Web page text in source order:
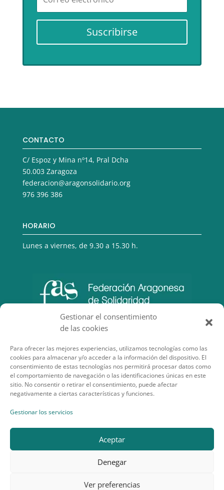
Gestionar el consentimiento
de las cookies
Para ofrecer las mejores experiencias, utilizamos tecnologías como las
cookies para almacenar y/o acceder a la información del dispositivo. El
consentimiento de estas tecnologías nos permitirá procesar datos como
el comportamiento de navegación o las identificaciones únicas en este
sitio. No consentir o retirar el consentimiento, puede afectar
negativamente a ciertas características y funciones.
Gestionar los servicios
Aceptar
Denegar
Ver preferencias
Suscribirse
CONTACTO
C/ Espoz y Mina nº14, Pral Dcha
50.003 Zaragoza
federacion@aragonsolidario.org
976 396 386
HORARIO
Lunes a viernes, de 9.30 a 15.30 h.
SECCIONES DE INTERÉS